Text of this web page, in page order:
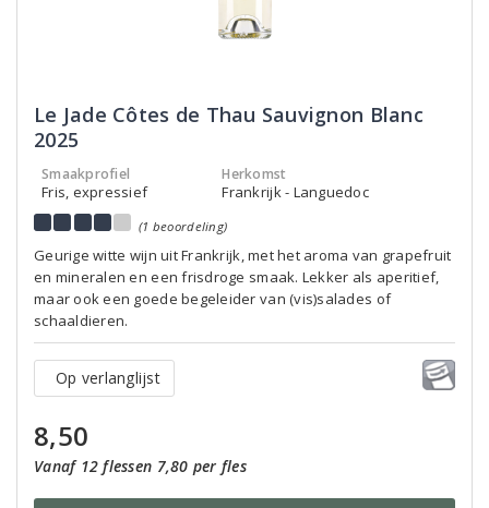
Le Jade Côtes de Thau Sauvignon Blanc
2025
Smaakprofiel
Fris, expressief
Herkomst
Frankrijk - Languedoc
(1 beoordeling)
Geurige witte wijn uit Frankrijk, met het aroma van grapefruit
en mineralen en een frisdroge smaak. Lekker als aperitief,
maar ook een goede begeleider van (vis)salades of
schaaldieren.
Op verlanglijst
8,50
Vanaf 12 flessen 7,80 per fles